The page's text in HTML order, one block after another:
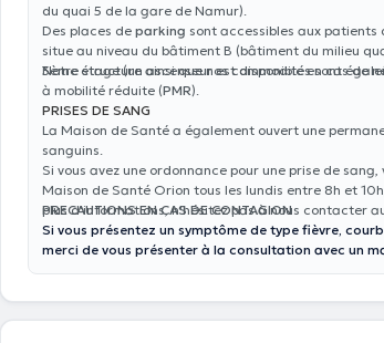
du quai 5 de la gare de Namur).
Des places de parking sont accessibles aux patients
situe au niveau du bâtiment B (bâtiment du milieu
3ème étage (un ascenseur est disponible en cas de
Notre structure ainsi que nos commodités sont
à mobilité réduite (PMR).
PRISES DE SANG
La Maison de Santé a également ouvert une
sanguins.
Si vous avez une ordonnance pour une prise de
Maison de Santé Orion tous les lundis entre 8h et
plus d'informations, n'hésitez pas à nous contacter
PRECAUTIONS EN CAS DE CONTAGION
Si vous présentez un symptôme de type fièvre,
merci de vous présenter à la consultation avec un